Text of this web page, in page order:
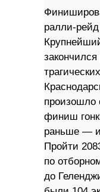
ралли-
произошло
финиш
раньше —
Пройти
по
до